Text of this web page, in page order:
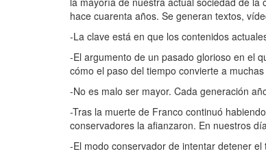
hace cuarenta años. Se generan textos,
-La clave está en que los contenidos
-El argumento de un pasado glorioso en el
cómo el paso del tiempo convierte a
-No es malo ser mayor. Cada generación
-Tras la muerte de Franco continuó
conservadores la afianzaron. En nuestros
-El modo conservador de intentar detener